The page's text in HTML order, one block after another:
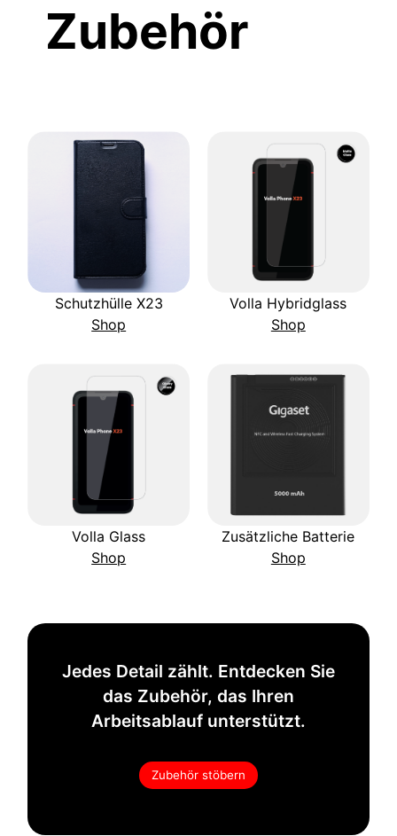
Zubehör
Schutzhülle X23
Shop
Volla Hybridglass
Shop
Volla Glass
Shop
Zusätzliche Batterie
Shop
Jedes Detail zählt. Entdecken Sie
das Zubehör, das Ihren
Arbeitsablauf unterstützt.
Zubehör stöbern